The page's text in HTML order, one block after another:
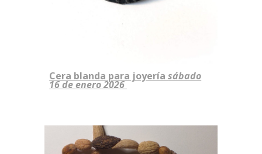
Cera blanda para joyeríasábado
16deenero2026